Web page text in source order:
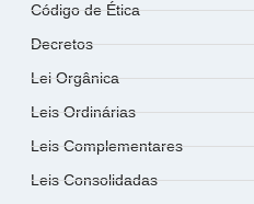
Código de Ética
Decretos
Lei Orgânica
Leis Ordinárias
Leis Complementares
Leis Consolidadas